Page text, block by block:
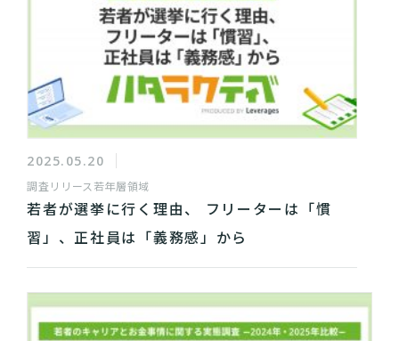
2025.05.20
調査リリース 若年層領域
若者が選挙に行く理由、 フリーターは「慣
習」、正社員は「義務感」から